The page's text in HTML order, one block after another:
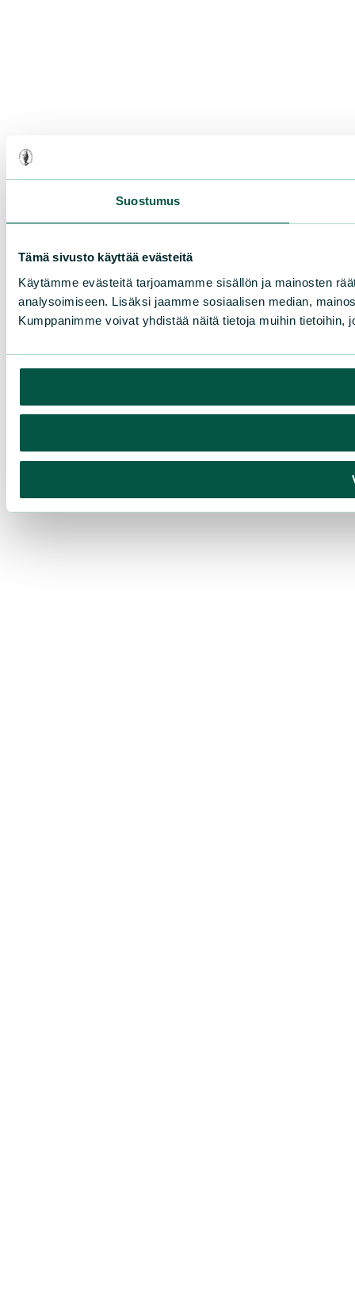
Suostumus
Tämä sivusto käyttää evästeitä
Käytämme evästeitä tarjoamamme sisällön ja mainosten
analysoimiseen. Lisäksi jaamme sosiaalisen median,
Kumppanimme voivat yhdistää näitä tietoja muihin tietoihin,